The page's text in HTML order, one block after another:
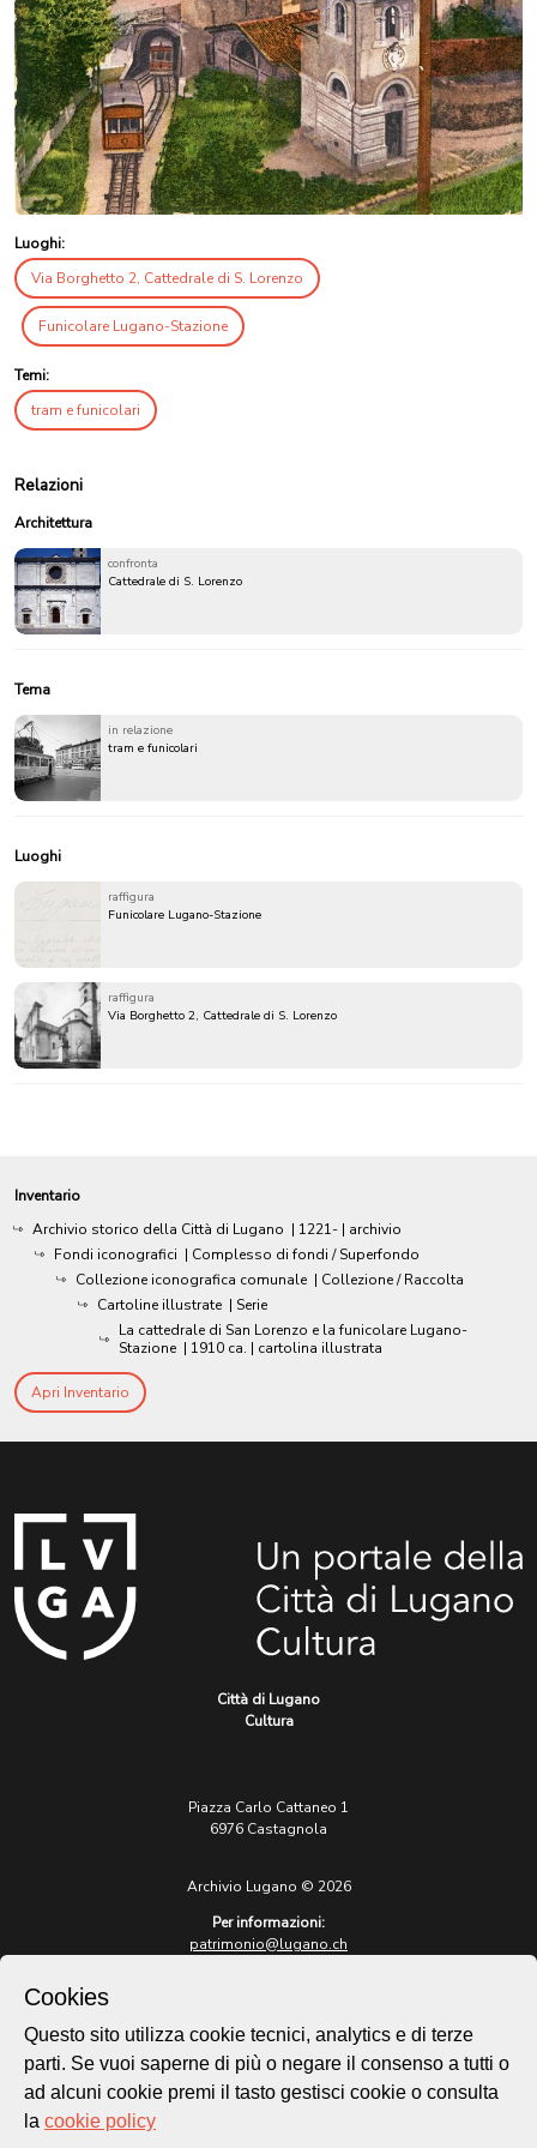
Luoghi:
Via Borghetto 2, Cattedrale di S. Lorenzo
Funicolare Lugano-Stazione
Temi:
tram e funicolari
Relazioni
Architettura
confronta
Cattedrale di S. Lorenzo
Tema
in relazione
tram e funicolari
Luoghi
raffigura
Funicolare Lugano-Stazione
raffigura
Via Borghetto 2, Cattedrale di S. Lorenzo
Inventario
Archivio storico della Città di Lugano | 1221- | archivio
Fondi iconografici | Complesso di fondi / Superfondo
Collezione iconografica comunale | Collezione / Raccolta
Cartoline illustrate | Serie
La cattedrale di San Lorenzo e la funicolare Lugano-
Stazione | 1910 ca. | cartolina illustrata
Apri Inventario
Città di Lugano
Cultura
Piazza Carlo Cattaneo 1
6976 Castagnola
Archivio Lugano © 2026
Per informazioni:
patrimonio@lugano.ch
lugano.ch
Cookie policy
Cookies
Questo sito utilizza cookie tecnici, analytics e di terze
parti. Se vuoi saperne di più o negare il consenso a tutti o
ad alcuni cookie premi il tasto gestisci cookie o consulta
la cookie policy